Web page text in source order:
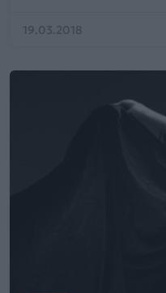
19.03.2018